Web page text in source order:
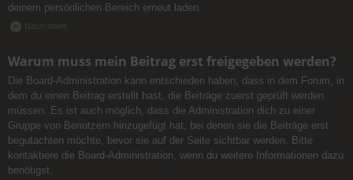
deinem persönlichen Bereich erneut laden.
Nach oben
Warum muss mein Beitrag erst freigegeben werden?
Die Board-Administration kann entschieden haben, dass in dem Forum, in
dem du einen Beitrag erstellt hast, die Beiträge zuerst geprüft werden
müssen. Es ist auch möglich, dass die Administration dich zu einer
Gruppe von Benutzern hinzugefügt hat, bei denen sie die Beiträge erst
begutachten möchte, bevor sie auf der Seite sichtbar werden. Bitte
kontaktiere die Board-Administration, wenn du weitere Informationen dazu
benötigst.